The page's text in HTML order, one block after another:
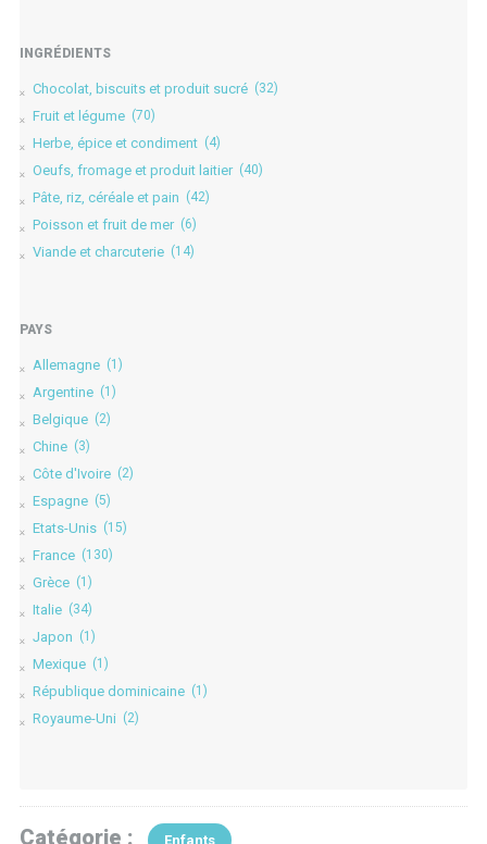
INGRÉDIENTS
Chocolat, biscuits et produit sucré (32)
Fruit et légume (70)
Herbe, épice et condiment (4)
Oeufs, fromage et produit laitier (40)
Pâte, riz, céréale et pain (42)
Poisson et fruit de mer (6)
Viande et charcuterie (14)
PAYS
Allemagne (1)
Argentine (1)
Belgique (2)
Chine (3)
Côte d'Ivoire (2)
Espagne (5)
Etats-Unis (15)
France (130)
Grèce (1)
Italie (34)
Japon (1)
Mexique (1)
République dominicaine (1)
Royaume-Uni (2)
Catégorie : Enfants